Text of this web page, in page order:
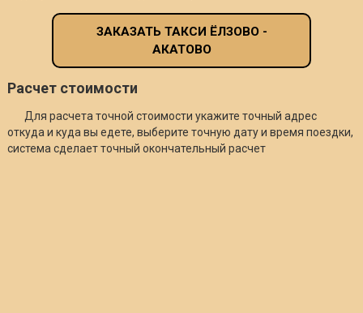
ЗАКАЗАТЬ ТАКСИ ЁЛЗОВО -
АКАТОВО
Расчет стоимости
Для расчета точной стоимости укажите точный адрес
откуда и куда вы едете, выберите точную дату и время поездки,
система сделает точный окончательный расчет